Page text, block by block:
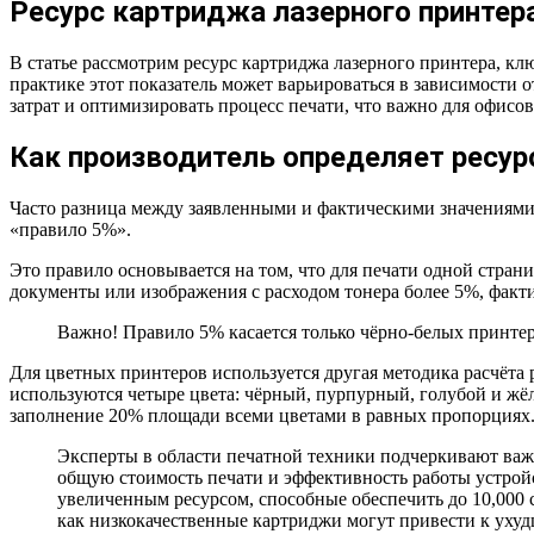
Ресурс картриджа лазерного
В статье рассмотрим ресурс картриджа лазерного принтера,
практике этот показатель может варьироваться в
затрат и оптимизировать процесс печати, что важно для
Как производитель определяет
Часто разница между заявленными и фактическими
«правило 5%».
Это правило основывается на том, что для печати одной
документы или изображения с расходом тонера более 5%,
Важно! Правило 5% касается только чёрно-белых
Для цветных принтеров используется другая методика
используются четыре цвета: чёрный, пурпурный, голубой и
заполнение 20% площади всеми цветами в равных пропорциях.
Эксперты в области печатной техники подчеркивают
общую стоимость печати и эффективность работы
увеличенным ресурсом, способные обеспечить до
как низкокачественные картриджи могут привести к